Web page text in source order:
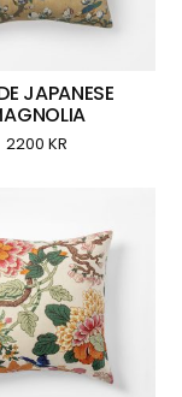
JAPANESE
2200 KR